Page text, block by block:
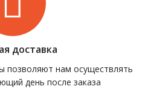
доставка
позволяют нам осуществлять
день после заказа